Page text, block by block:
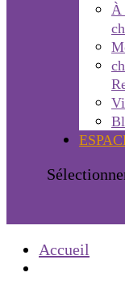
À
Accueil